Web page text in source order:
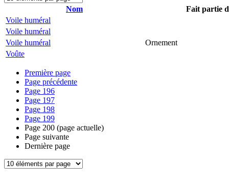
Nom
Fait partie
Voile huméral
Voile huméral
Voile huméral
Ornement
Voûte
Première page
Page précédente
Page 196
Page 197
Page 198
Page 199
Page 200 (page actuelle)
Page suivante
Dernière page